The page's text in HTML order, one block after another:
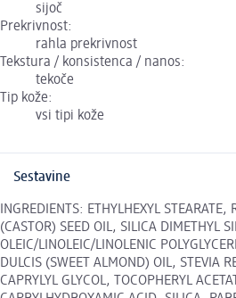
sijoč
Prekrivnost:
rahla prekrivnost
Tekstura / konsistenca / nanos:
tekoče
Tip kože:
vsi tipi kože
Sestavine
INGREDIENTS: ETHYLHEXYL
(CASTOR) SEED OIL, SILICA DIMETHYL
OLEIC/LINOLEIC/LINOLENIC
DULCIS (SWEET ALMOND) OIL, STEVIA
CAPRYLYL GLYCOL, TOCOPHERYL